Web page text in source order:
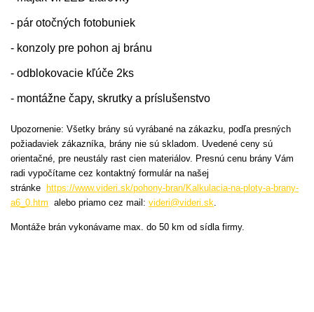
- pár otočných fotobuniek
- konzoly pre pohon aj bránu
- odblokovacie kľúče 2ks
- montážne čapy, skrutky a príslušenstvo
Upozornenie: Všetky brány sú vyrábané na zákazku, podľa presných
požiadaviek zákazníka, brány nie sú skladom. Uvedené ceny sú
orientačné, pre neustály rast cien materiálov. Presnú cenu brány Vám
radi vypočítame cez kontaktný formulár na našej
stránke
https://www.videri.sk/pohony-bran/Kalkulacia-na-ploty-a-brany-
a6_0.htm alebo priamo cez mail: videri@videri.sk.
Montáže brán vykonávame max. do 50 km od sídla firmy.